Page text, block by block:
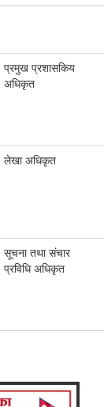
प्रमुख प्रशासकिय
अधिकृत
लेखा अधिकृत
सूचना तथा संचार
प्रविधि अधिकृत